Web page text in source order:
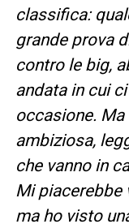
classifica:
grande prova
contro le big,
andata in cui
occasione.
ambiziosa,
che vanno in
Mi piacerebbe
ma ho visto